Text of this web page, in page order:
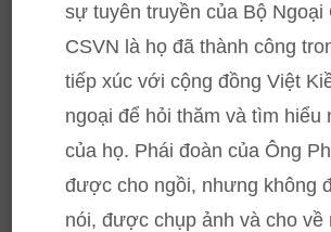
sự tuyên truyền của Bộ Ngoại
CSVN là họ đã thành công
tiếp xúc với cộng đồng Việt
ngoại để hỏi thăm và tìm hiểu
của họ. Phái đoàn của Ông
được cho ngồi, nhưng không
nói, được chụp ảnh và cho về